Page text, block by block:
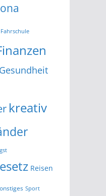
Fahrschule
Gesundheit
kreativ
Reisen
Sport